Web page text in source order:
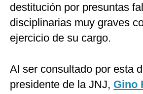
destitución por presuntas
disciplinarias muy graves
ejercicio de su cargo.
Al ser consultado por esta
presidente de la JNJ, Gino